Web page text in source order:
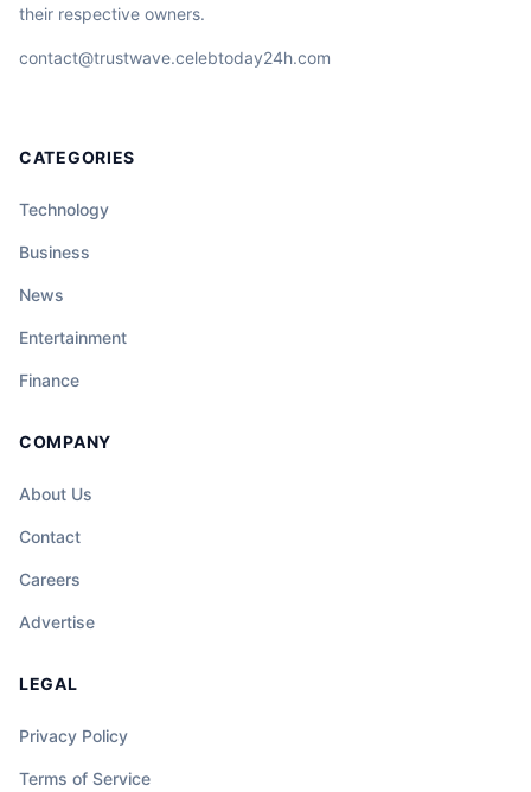
their respective owners.
contact@trustwave.celebtoday24h.com
CATEGORIES
Technology
Business
News
Entertainment
Finance
COMPANY
About Us
Contact
Careers
Advertise
LEGAL
Privacy Policy
Terms of Service